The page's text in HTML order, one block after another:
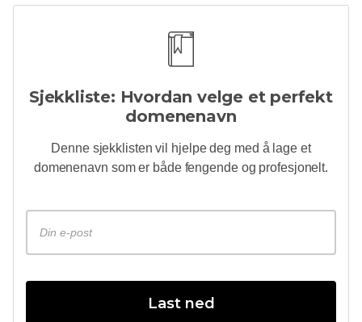
Sjekkliste: Hvordan velge et perfekt
domenenavn
Denne sjekklisten vil hjelpe deg med å lage et
domenenavn som er både fengende og profesjonelt.
Last ned